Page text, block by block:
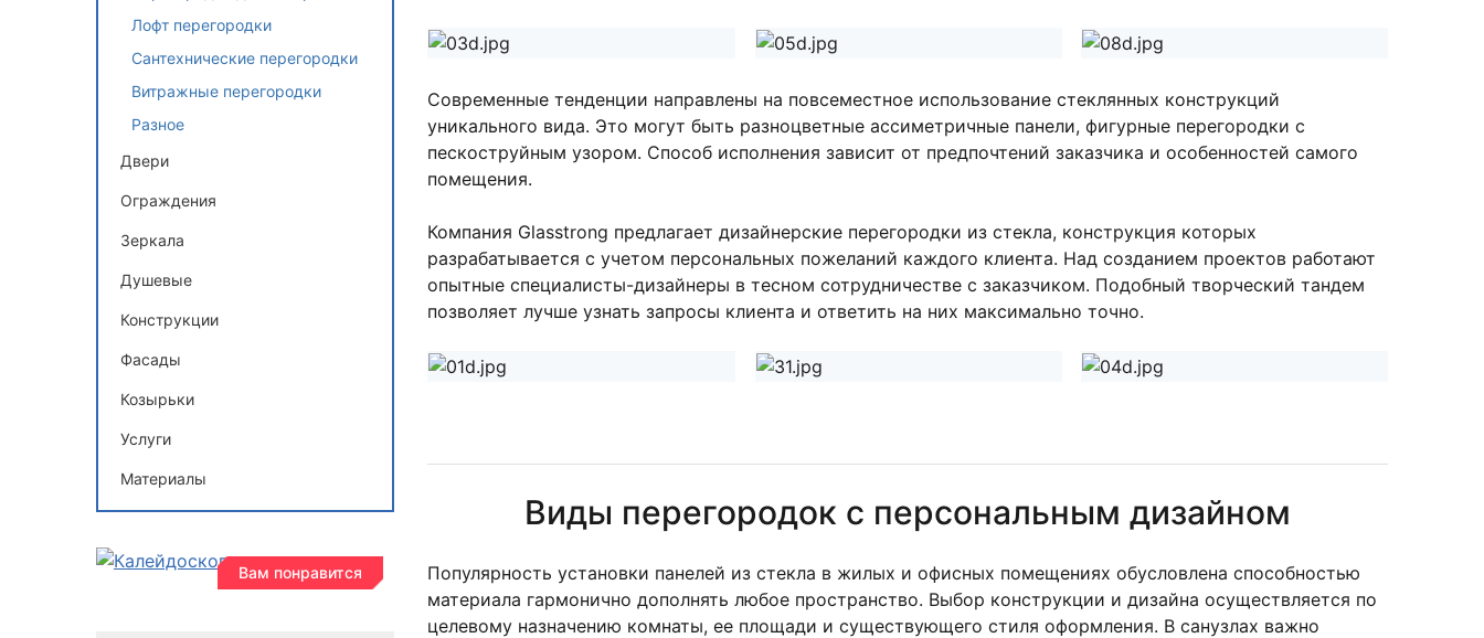
Лофт перегородки
Сантехнические перегородки
Витражные перегородки
Разное
Двери
Ограждения
Зеркала
Душевые
Конструкции
Фасады
Козырьки
Услуги
Материалы
Вам понравится
Современные тенденции направлены на повсеместное использование стеклянных конструкций
уникального вида. Это могут быть разноцветные ассиметричные панели, фигурные перегородки с
пескоструйным узором. Способ исполнения зависит от предпочтений заказчика и особенностей самого
помещения.
Компания Glasstrong предлагает дизайнерские перегородки из стекла, конструкция которых
разрабатывается с учетом персональных пожеланий каждого клиента. Над созданием проектов работают
опытные специалисты-дизайнеры в тесном сотрудничестве с заказчиком. Подобный творческий тандем
позволяет лучше узнать запросы клиента и ответить на них максимально точно.
Виды перегородок с персональным дизайном
Популярность установки панелей из стекла в жилых и офисных помещениях обусловлена способностью
материала гармонично дополнять любое пространство. Выбор конструкции и дизайна осуществляется по
целевому назначению комнаты, ее площади и существующего стиля оформления. В санузлах важно